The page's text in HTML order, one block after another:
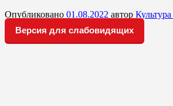
Опубликовано 01.08.2022 автор
Версия для слабовидящих